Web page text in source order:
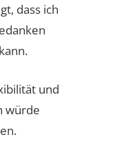
dass ich
und
würde